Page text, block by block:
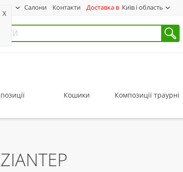
Салони Контакти Доставка в Київ і область
Кошики Композиції траурні
X